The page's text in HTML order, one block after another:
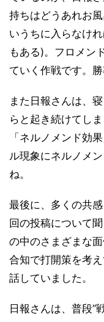
持ちはどうあれお
いうちに入らなけ
もある)。フロメン
ていく作戦です。
また日報さんは、
らと起き続けてし
「ネルノメンド効
ル現象にネルノメ
ね。
最後に、多くの共
回の投稿について
の中のさまざまな
合知で打開策を考
話していました。
日報さんは、普段”